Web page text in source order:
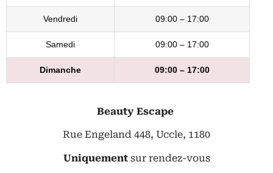
Vendredi 09:00 – 17:00
Samedi 09:00 – 17:00
Dimanche 09:00 – 17:00
Beauty Escape
Rue Engeland 448, Uccle, 1180
Uniquementsur rendez-vous